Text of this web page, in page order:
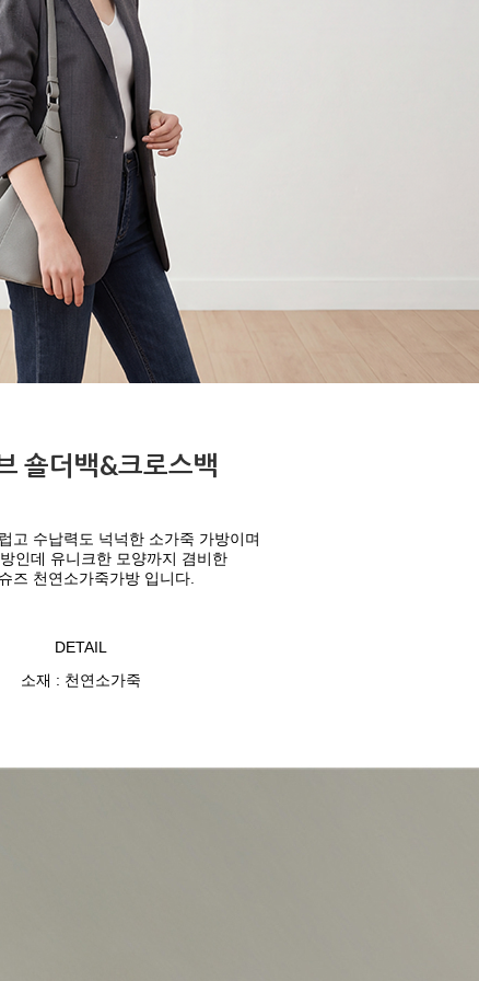
숄더백&크로스백
고 수납력도 넉넉한 소가죽 가방이며
인데 유니크한 모양까지 겸비한
즈 천연소가죽가방 입니다.
DETAIL
소재 : 천연소가죽